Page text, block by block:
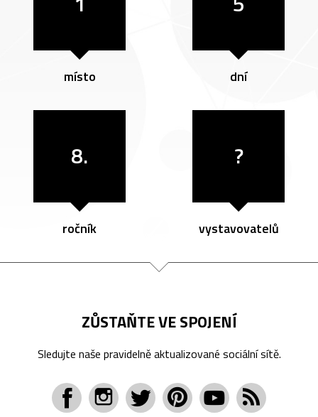
místo dní
8.
ročník
?
vystavovatelů
ZŮSTAŇTE VE SPOJENÍ
Sledujte naše pravidelně aktualizované sociální sítě.